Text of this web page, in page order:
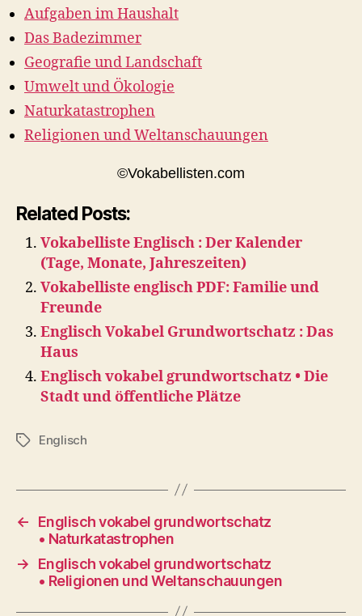
Aufgaben im Haushalt
Das Badezimmer
Geografie und Landschaft
Umwelt und Ökologie
Naturkatastrophen
Religionen und Weltanschauungen
©Vokabellisten.com
Related Posts:
Vokabelliste Englisch : Der Kalender
(Tage, Monate, Jahreszeiten)
Vokabelliste englisch PDF: Familie und
Freunde
Englisch Vokabel Grundwortschatz : Das
Haus
Englisch vokabel grundwortschatz • Die
Stadt und öffentliche Plätze
TagsEnglisch
←
Englisch vokabel grundwortschatz
• Naturkatastrophen
→
Englisch vokabel grundwortschatz
• Religionen und Weltanschauungen